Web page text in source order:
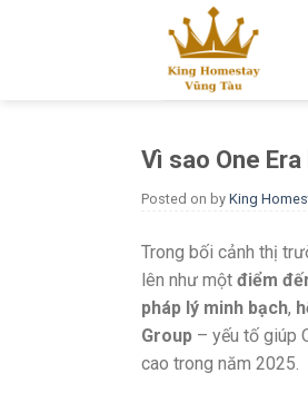
Vì sao One
Posted on by King
Trong bối cảnh thị
lên như một điểm
pháp lý minh bạch,
Group – yếu tố giúp
cao trong năm 2025.